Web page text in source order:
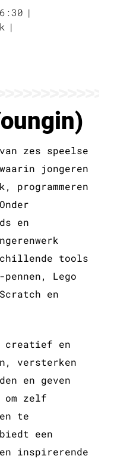
zes speelse
jongeren
programmeren
en
tools
Lego
en
creatief en
versterken
en geven
om zelf
te
een
inspirerende